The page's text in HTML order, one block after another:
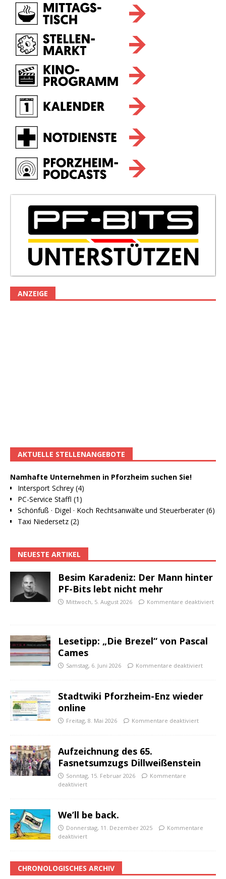
ANZEIGE
AKTUELLE STELLENANGEBOTE
Namhafte Unternehmen in Pforzheim suchen Sie!
Intersport Schrey (4)
PC-Service Staffl (1)
Schönfuß · Digel · Koch Rechtsanwälte und Steuerberater (6)
Taxi Niedersetz (2)
NEUESTE ARTIKEL
Besim Karadeniz: Der Mann hinter
PF-Bits lebt nicht mehr
Mittwoch, 5. August 2026 Kommentare deaktiviert
Lesetipp: „Die Brezel“ von Pascal
Cames
Samstag, 6. Juni 2026 Kommentare deaktiviert
Stadtwiki Pforzheim-Enz wieder
online
Freitag, 8. Mai 2026 Kommentare deaktiviert
Aufzeichnung des 65.
Fasnetsumzugs Dillweißenstein
Sonntag, 15. Februar 2026
Kommentare
deaktiviert
We’ll be back.
Donnerstag, 11. Dezember 2025
Kommentare
deaktiviert
CHRONOLOGISCHES ARCHIV